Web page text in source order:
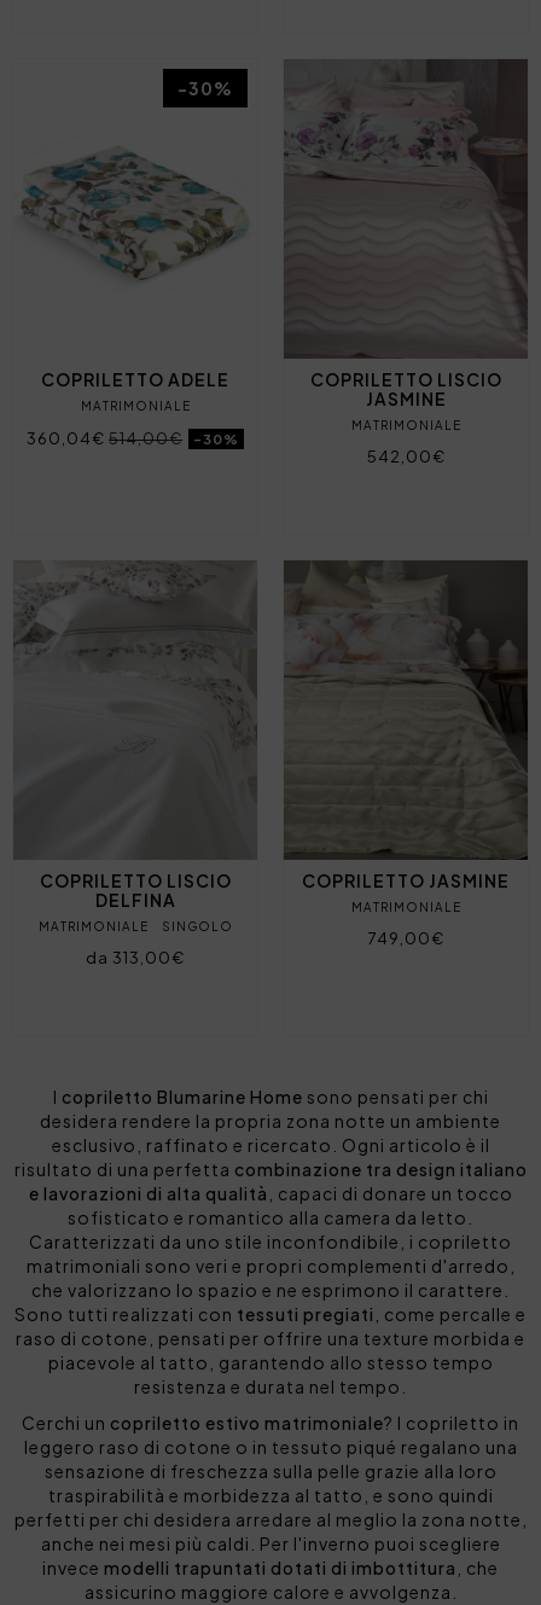
COPRILETTO ADELE
MATRIMONIALE
360,04€ 514,00€ -30%
-30%
COPRILETTO LISCIO
JASMINE
MATRIMONIALE
542,00€
COPRILETTO LISCIO
DELFINA
MATRIMONIALE SINGOLO
da 313,00€
COPRILETTO JASMINE
MATRIMONIALE
749,00€
I copriletto Blumarine Home sono pensati per chi
desidera rendere la propria zona notte un ambiente
esclusivo, raffinato e ricercato. Ogni articolo è il
risultato di una perfetta combinazione tra design italiano
e lavorazioni di alta qualità , capaci di donare un tocco
sofisticato e romantico alla camera da letto.
Caratterizzati da uno stile inconfondibile, i copriletto
matrimoniali sono veri e propri complementi d'arredo,
che valorizzano lo spazio e ne esprimono il carattere.
Sono tutti realizzati con tessuti pregiati
, come percalle e
raso di cotone, pensati per offrire una texture morbida e
piacevole al tatto, garantendo allo stesso tempo
resistenza e durata nel tempo.
Cerchi un copriletto estivo matrimoniale? I copriletto in
leggero raso di cotone o in tessuto piqué regalano una
sensazione di freschezza sulla pelle grazie alla loro
traspirabilità e morbidezza al tatto, e sono quindi
perfetti per chi desidera arredare al meglio la zona notte,
anche nei mesi più caldi. Per l'inverno puoi scegliere
invece modelli trapuntati dotati di imbottitura
, che
assicurino maggiore calore e avvolgenza.